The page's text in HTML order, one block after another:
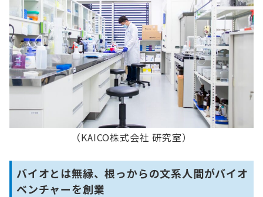
（KAICO株式会社 研究室）
バイオとは無縁、根っからの文系人間がバイオ
ベンチャーを創業